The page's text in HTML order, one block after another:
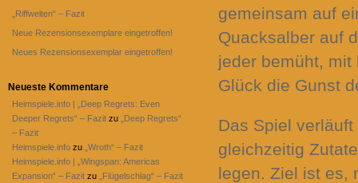
gemeinsam auf
Quacksalber auf
jeder bemüht,
Glück die Gunst
Das Spiel
gleichzeitig
legen. Ziel ist es,
„Riffwelten“ – Fazit
Neue Rezensionsexemplare eingetroffen!
Neues Rezensionsexemplar eingetroffen!
Neueste Kommentare
Heimspiele.info | „Deep Regrets: Even
Deeper Regrets“ – Fazit zu
„Deep Regrets“
– Fazit
Heimspiele.info zu „Wroth“ – Fazit
Heimspiele.info | „Wingspan: Americas
Expansion“ – Fazit zu
„Flügelschlag“ – Fazit